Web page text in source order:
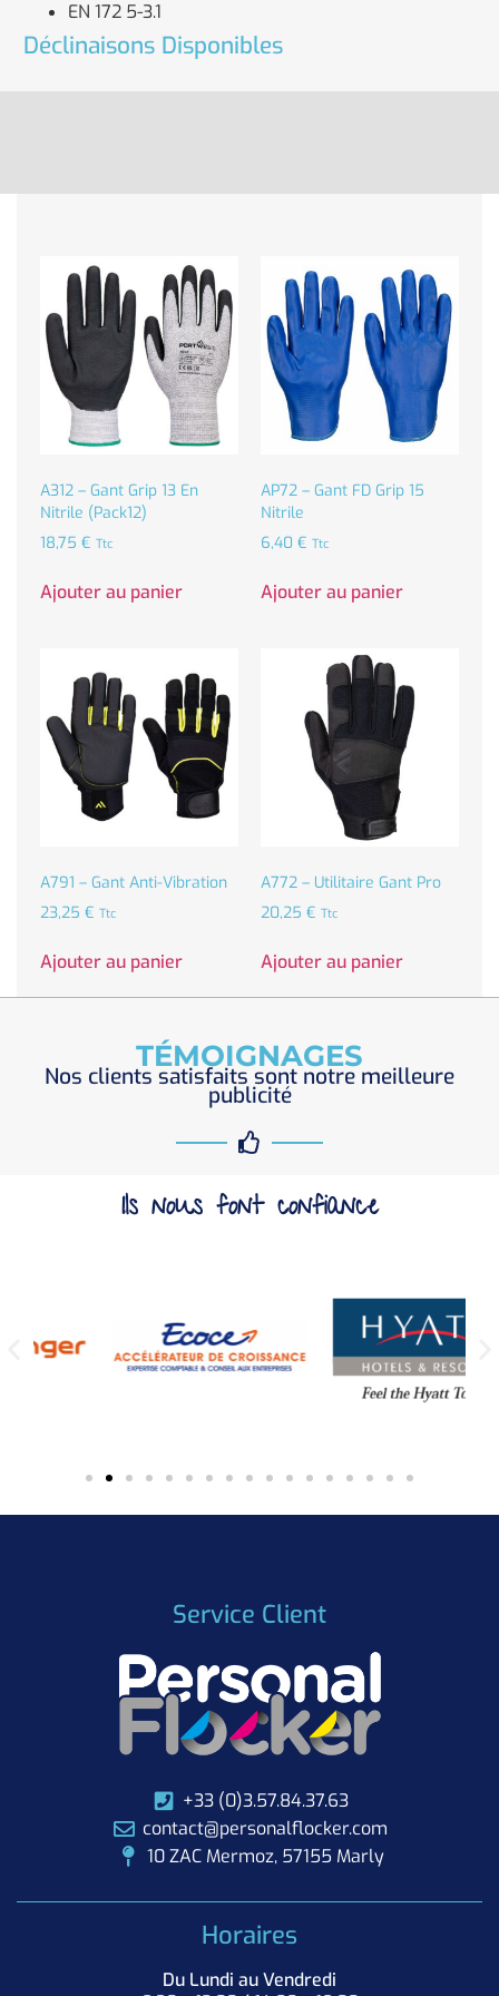
EN 172 5-3.1
Déclinaisons Disponibles
A312 – Gant Grip 13 En
Nitrile (Pack12)
18,75 € Ttc
Ajouter au panier
AP72 – Gant FD Grip 15
Nitrile
6,40 € Ttc
Ajouter au panier
A791 – Gant Anti-Vibration
23,25 € Ttc
Ajouter au panier
A772 – Utilitaire Gant Pro
20,25 € Ttc
Ajouter au panier
TÉMOIGNAGES
Nos clients satisfaits sont notre meilleure
publicité
Ils nous font confiance
Service Client
+33 (0)3.57.84.37.63
contact@personalflocker.com
10 ZAC Mermoz, 57155 Marly
Horaires
Du Lundi au Vendredi